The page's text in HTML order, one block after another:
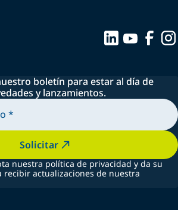
boletín para estar al día de
y lanzamientos.
Solicitar
nuestra política de privacidad y da su
recibir actualizaciones de nuestra